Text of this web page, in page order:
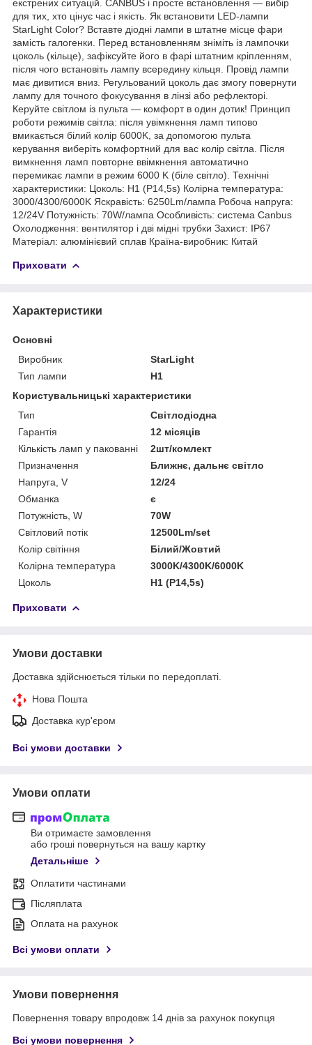
екстрених ситуацій. CANBUS і просте встановлення — вибір
для тих, хто цінує час і якість. Як встановити LED-лампи
StarLight Color? Вставте діодні лампи в штатне місце фари
замість галогенки. Перед встановленням зніміть із лампочки
цоколь (кільце), зафіксуйте його в фарі штатним кріпленням,
після чого встановіть лампу всередину кільця. Провід лампи
має дивитися вниз. Регульований цоколь дає змогу повернути
лампу для точного фокусування в лінзі або рефлекторі.
Керуйте світлом із пульта — комфорт в один дотик! Принцип
роботи режимів світла: після увімкнення ламп типово
вмикається білий колір 6000K, за допомогою пульта
керування виберіть комфортний для вас колір світла. Після
вимкнення ламп повторне ввімкнення автоматично
перемикає лампи в режим 6000 K (біле світло). Технічні
характеристики: Цоколь: H1 (P14,5s) Колірна температура:
3000/4300/6000K Яскравість: 6250Lm/лампа Робоча напруга:
12/24V Потужність: 70W/лампа Особливість: система Canbus
Охолодження: вентилятор і дві мідні трубки Захист: IP67
Матеріал: алюмінієвий сплав Країна-виробник: Китай
Приховати
Характеристики
Основні
Виробник
StarLight
Тип лампи
H1
Користувальницькі характеристики
Тип
Світлодіодна
Гарантія
12 місяців
Кількість ламп у пакованні
2шт/комлект
Призначення
Ближнє, дальнє світло
Напруга, V
12/24
Обманка
є
Потужність, W
70W
Світловий потік
12500Lm/set
Колір світіння
Білий/Жовтий
Колірна температура
3000K/4300K/6000K
Цоколь
H1 (P14,5s)
Приховати
Умови доставки
Доставка здійснюється тільки по передоплаті.
Нова Пошта
Доставка кур'єром
Всі умови доставки
Умови оплати
Ви отримаєте замовлення
або гроші повернуться на вашу картку
Детальніше
Оплатити частинами
Післяплата
Оплата на рахунок
Всі умови оплати
Умови повернення
Повернення товару впродовж 14 днів за рахунок покупця
Всі умови повернення